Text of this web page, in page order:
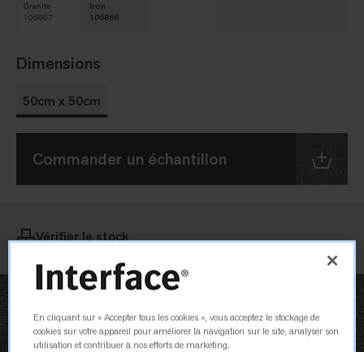
Granite
106867
Iron
106868
Dimensions
50cm x 50cm
Commander un échantillon
Vérifier le stock
En cliquant sur « Accepter tous les cookies », vous acceptez le stockage de
cookies sur votre appareil pour améliorer la navigation sur le site, analyser son
utilisation et contribuer à nos efforts de marketing.